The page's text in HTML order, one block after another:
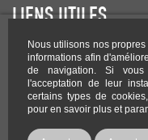
Nous utilisons nos
informations afin
de navigation. Si
l'acceptation de leur
certains types de
pour en savoir plus et
LIENS UTILES
NEWSLETTER